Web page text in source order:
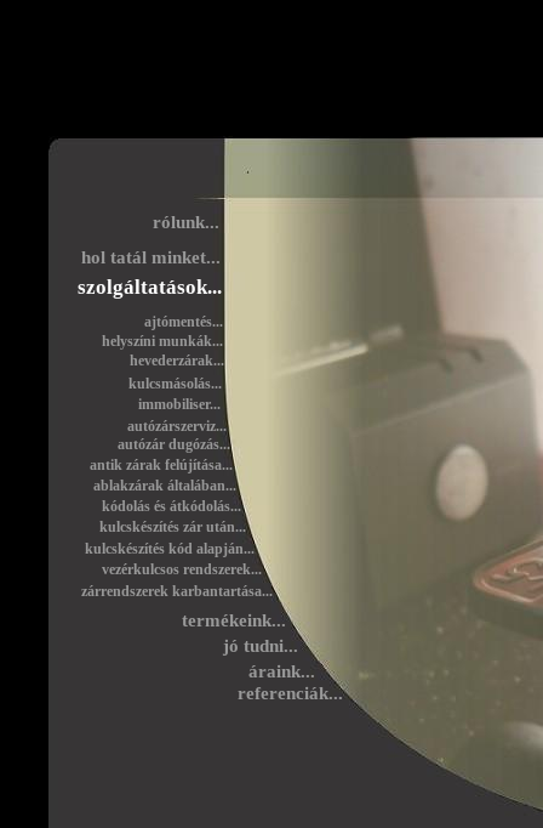
ajtómentés...
helyszíni munkák...
hevederzárak...
termékeink...
rólunk...
hol tatál minket...
szolgáltatások...
kulcsmásolás...
antik zárak felújítása...
kódolás és átkódolás...
kulcskészítés zár után...
autózárszerviz...
vezérkulcsos rendszerek...
zárrendszerek karbantartása...
áraink...
referenciák...
jó tudni...
immobiliser...
ablakzárak általában...
autózár dugózás...
kulcskészítés kód alapján...